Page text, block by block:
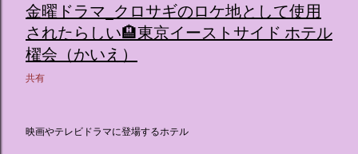
金曜ドラマ_クロサギのロケ地として使用
されたらしい🏨東京イーストサイド ホテル
櫂会（かいえ）
共有
映画やテレビドラマに登場するホテル